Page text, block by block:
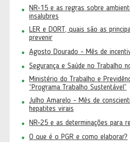
NR-15 e as regras sobre
insalubres
LER e DORT, quais são as
prevenir
Agosto Dourado - Mês de
Segurança e Saúde no Trabalho
Ministério do Trabalho e
“Programa Trabalho Sustentável”
Julho Amarelo - Mês de
hepatites virais
NR-25 e as determinações para
O que é o PGR e como elaborar?